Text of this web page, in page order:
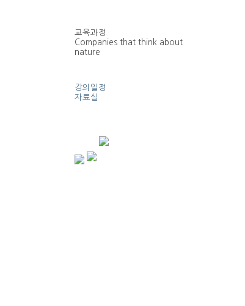
교육과정
Companies that think about
nature
강의일정
자료실